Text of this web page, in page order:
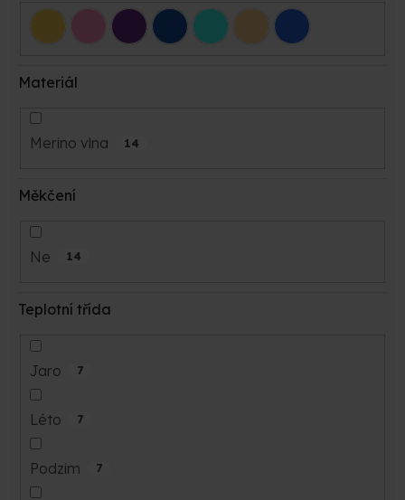
Materiál
Merino vlna 14
Měkčení
Ne 14
Teplotní třída
Jaro 7
Léto 7
Podzim 7